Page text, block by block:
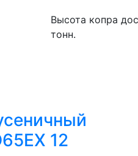
Высота копра
тонн.
12